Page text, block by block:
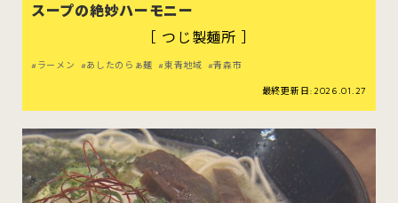
スープの絶妙ハーモニー
［ つじ製麺所 ］
ラーメン あしたのらぁ麺 東青地域 青森市
最終更新日:2026.01.27